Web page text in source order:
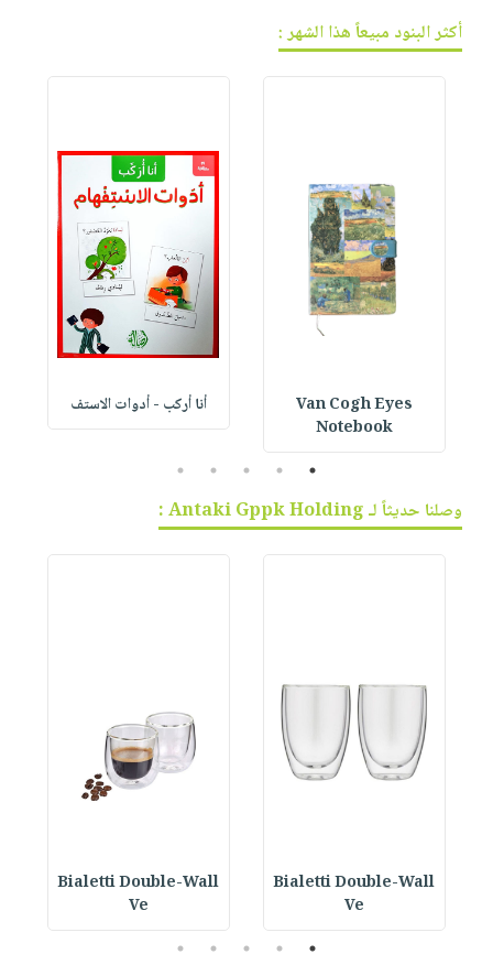
أكثر البنود مبيعاً هذا الشهر :
Van Cogh Eyes
Notebook
أنا أركب - أدوات الاستف
1
2
3
4
5
وصلنا حديثاً لـ Antaki Gppk Holding :
Bialetti Double-Wall
Ve
Bialetti Double-Wall
Ve
1
2
3
4
5